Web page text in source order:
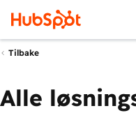
Tilbake
Alle